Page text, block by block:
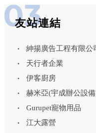
友站連結
紳揚廣告工程有限公
天行者企業
伊客廚房
赫米亞(宇成辦公設
Gurupet寵物用品
江大露營